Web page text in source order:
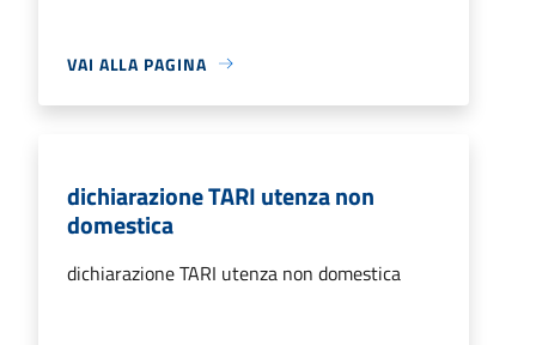
VAI ALLA PAGINA
dichiarazione TARI utenza non
domestica
dichiarazione TARI utenza non domestica